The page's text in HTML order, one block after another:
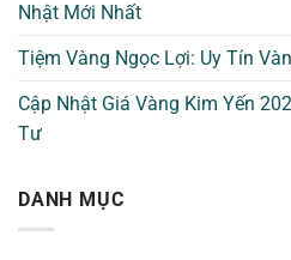
Nhật Mới Nhất
Tiệm Vàng Ngọc Lợi: Uy Tín
Cập Nhật Giá Vàng Kim Yến
Tư
DANH MỤC